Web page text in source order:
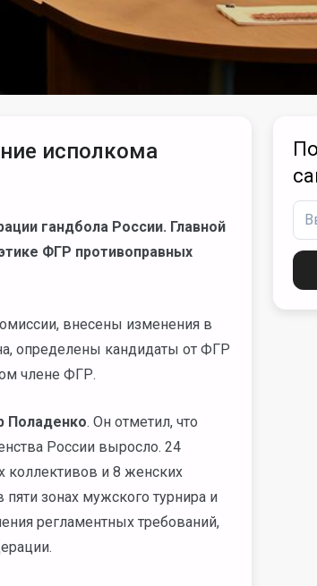
исполкома
гандбола России. Главной
ФГР противоправных
внесены изменения в
определены кандидаты от ФГР
члене ФГР.
Поладенко. Он отметил, что
России выросло. 24
коллективов и 8 женских
зонах мужского турнира и
регламентных требований,